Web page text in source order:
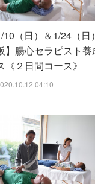
10（日）＆1/24（日
】腸心セラピスト養
《２日間コース》
04:10